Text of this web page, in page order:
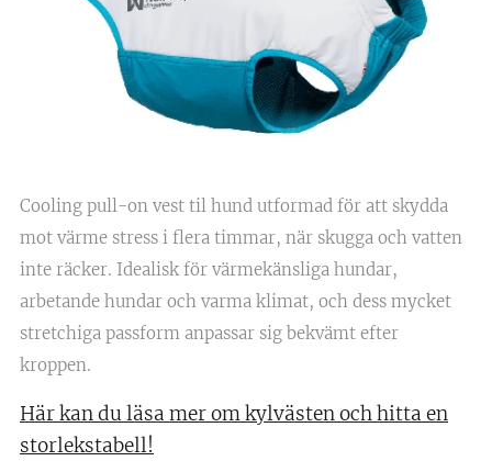
Cooling pull-on vest til hund utformad för att skydda
mot värme stress i flera timmar, när skugga och vatten
inte räcker. Idealisk för värmekänsliga hundar,
arbetande hundar och varma klimat, och dess mycket
stretchiga passform anpassar sig bekvämt efter
kroppen.
Här kan du läsa mer om kylvästen och hitta en
storlekstabell!